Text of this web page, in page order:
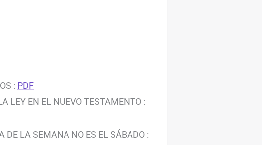
: PDF
LEY EN EL NUEVO TESTAMENTO :
DE LA SEMANA NO ES EL SÁBADO :